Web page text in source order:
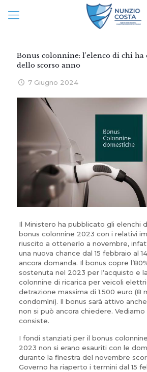
Bonus colonnine: l’elenco di chi
dello scorso anno
7 Giugno 2024
Il Ministero ha pubblicato gli elenchi
bonus colonnine 2023 con i relativi
riuscito a ottenerlo a novembre,
una nuova chance dal 15 febbraio al
ancora domanda. Il bonus copre
sostenuta nel 2023 per l’acquisto e
colonnine di ricarica per veicoli
detrazione massima di 1.500 euro (8
condomìni). Il bonus sarà attivo
non si può ancora chiedere. Vediamo
consiste.
I fondi stanziati per il bonus
2023 non si erano esauriti con le
durante la finestra del novembre
Governo ha riaperto i termini dal 15